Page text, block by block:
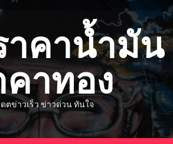
าคาน้ำมัน
คาทอง
ดตข่าวเร็ว ข่าวด่วน ทันใจ